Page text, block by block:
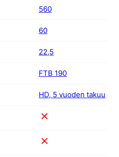
560
60
22,5
FTB 190
HD, 5 vuoden takuu